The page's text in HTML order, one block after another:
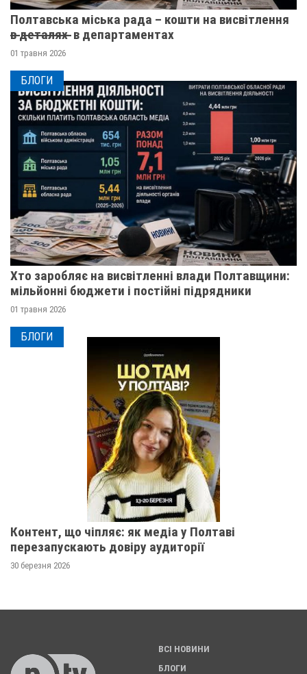
Полтавська міська рада – кошти на висвітлення
в̶ ̶д̶е̶т̶а̶л̶я̶х̶ ̶ в департаментах
01 травня 2026
БЛОГИ
Хто заробляє на висвітленні влади Полтавщини:
мільйонні бюджети і постійні підрядники
01 травня 2026
БЛОГИ
Контент, що чіпляє: як медіа у Полтаві
перезапускають довіру аудиторії
30 березня 2026
ВСІ НОВИНИ
БЛОГИ